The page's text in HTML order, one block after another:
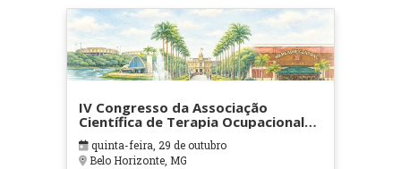
IV Congresso da Associação
Científica de Terapia Ocupacional
em Contextos Hospitalares e
Cuidados Paliativos - ATOHOSP
quinta-feira, 29 de outubro
Belo Horizonte, MG